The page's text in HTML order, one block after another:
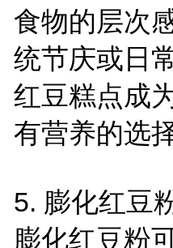
食物的层次
统节庆或日
红豆糕点成
有营养的选择
5. 膨化红豆
膨化红豆粉